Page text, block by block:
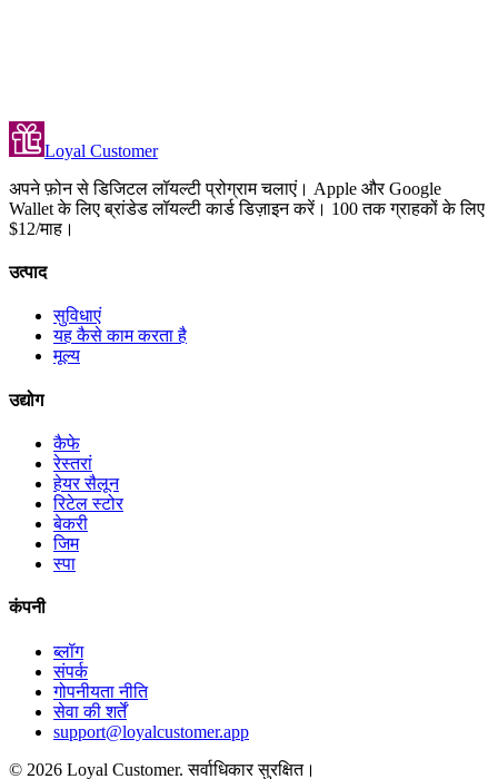
Loyal Customer
अपने फ़ोन से डिजिटल लॉयल्टी प्रोग्राम चलाएं। Apple और Google
Wallet के लिए ब्रांडेड लॉयल्टी कार्ड डिज़ाइन करें। 100 तक ग्राहकों के लिए
$12/माह।
उत्पाद
सुविधाएं
यह कैसे काम करता है
मूल्य
उद्योग
कैफे
रेस्तरां
हेयर सैलून
रिटेल स्टोर
बेकरी
जिम
स्पा
कंपनी
ब्लॉग
संपर्क
गोपनीयता नीति
सेवा की शर्तें
support@loyalcustomer.app
© 2026 Loyal Customer.सर्वाधिकार सुरक्षित।